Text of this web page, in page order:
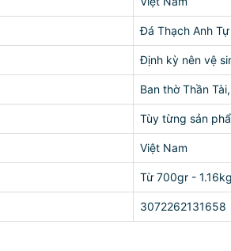
Đá Thạch Anh
Định kỳ nên vệ
Ban thờ Thần
Tùy từng sản
Việt Nam
Từ 700gr - 1.16kg
3072262131658